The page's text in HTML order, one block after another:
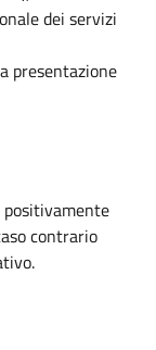
dei servizi
presentazione
contrario